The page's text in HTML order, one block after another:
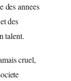
des annees
des
talent.
cruel,